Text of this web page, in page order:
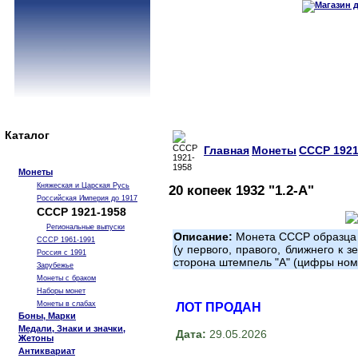
Каталог
Монеты
Княжеская и Царская Русь
Российская Империя до 1917
СССР 1921-1958
Региональные выпуски
СССР 1961-1991
Россия с 1991
Зарубежье
Монеты с браком
Наборы монет
Монеты в слабах
Боны, Марки
Медали, Знаки и значки,
Жетоны
Антиквариат
Главная Монеты СССР
20 копеек 1932 "1.2-А"
Описание: Монета СССР образца
(у первого, правого, ближнего к
сторона штемпель "А" (цифры
ЛОТ ПРОДАН
Дата: 29.05.2026